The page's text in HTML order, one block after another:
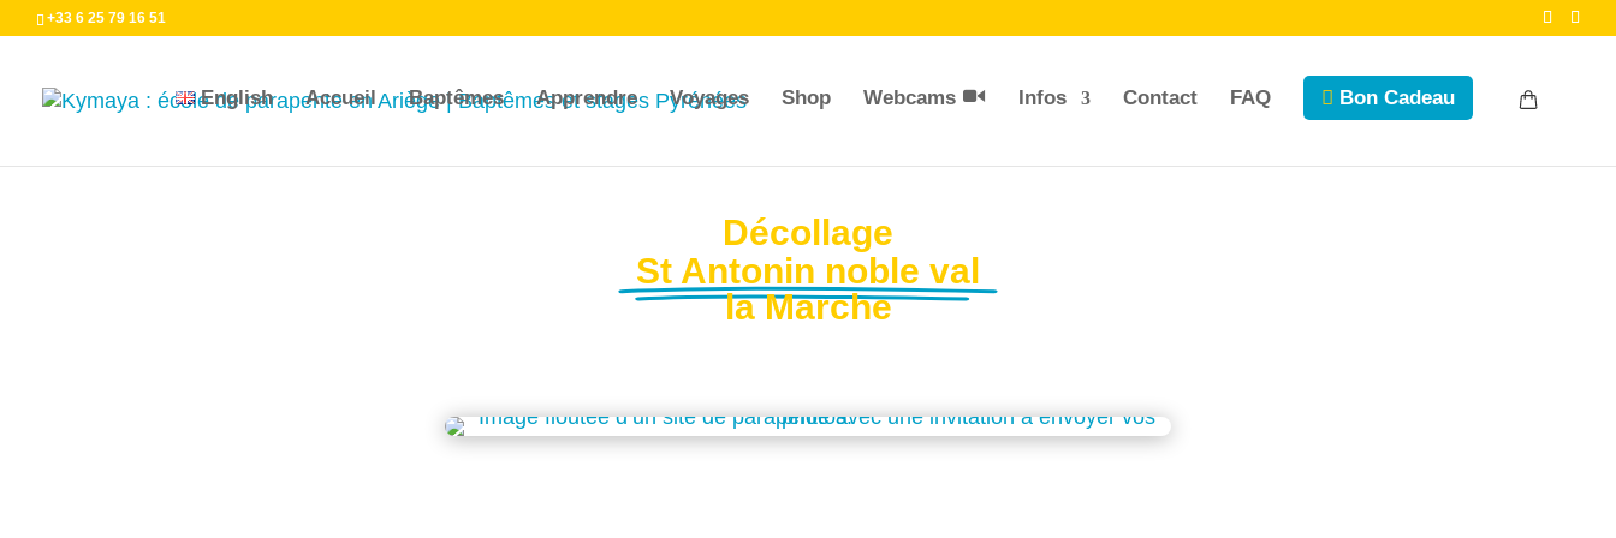
+33 6 25 79 16 51
English Accueil Baptêmes Apprendre Voyages Shop Webcams Infos Contact FAQ Bon Cadeau
Décollage
St Antonin noble val
la Marche